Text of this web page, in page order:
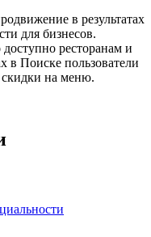
в результатах
для бизнесов.
ресторанам и
в Поиске пользователи
на меню.